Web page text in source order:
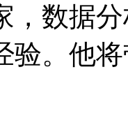
，数据
验。他